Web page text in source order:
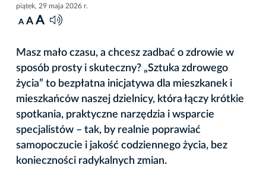
piątek, 29 maja 2026 r.
A A A
Masz mało czasu, a chcesz zadbać o zdrowie w
sposób prosty i skuteczny? „Sztuka zdrowego
życia” to bezpłatna inicjatywa dla mieszkanek i
mieszkańców naszej dzielnicy, która łączy krótkie
spotkania, praktyczne narzędzia i wsparcie
specjalistów – tak, by realnie poprawiać
samopoczucie i jakość codziennego życia, bez
konieczności radykalnych zmian.